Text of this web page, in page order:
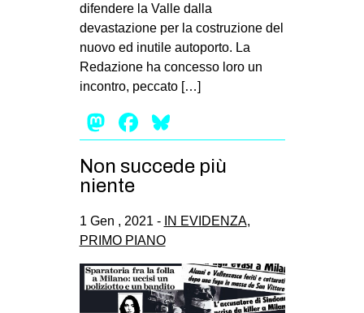
difendere la Valle dalla
devastazione per la costruzione del
nuovo ed inutile autoporto. La
Redazione ha concesso loro un
incontro, peccato […]
Mastodon
Facebook
Non succede più
niente
1 Gen , 2021 - IN EVIDENZA,
PRIMO PIANO